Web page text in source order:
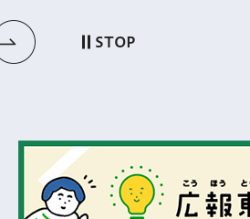
イドを表示次のスライドを表示
STOP